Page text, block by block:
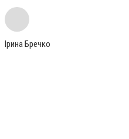
Ірина Бречко